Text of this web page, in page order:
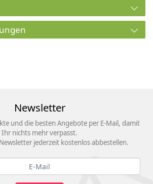
Newsletter
und die besten Angebote per E-Mail, damit
Ihr nichts mehr verpasst.
jederzeit kostenlos abbestellen.